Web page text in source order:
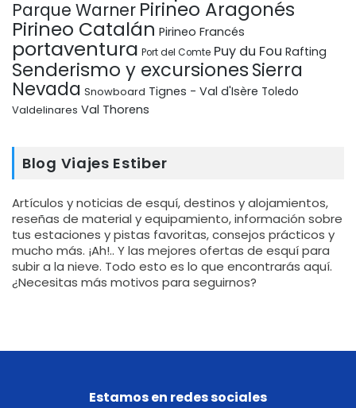
Parque Warner Pirineo Aragonés
Pirineo Catalán Pirineo Francés
portaventura Port del Comte Puy du Fou Rafting
Senderismo y excursionesSierra
Nevada Snowboard Tignes - Val d'Isère Toledo
Valdelinares Val Thorens
Blog Viajes Estiber
Artículos y noticias de esquí, destinos y alojamientos,
reseñas de material y equipamiento, información sobre
tus estaciones y pistas favoritas, consejos prácticos y
mucho más. ¡Ah!.. Y las mejores ofertas de esquí para
subir a la nieve. Todo esto es lo que encontrarás aquí.
¿Necesitas más motivos para seguirnos?
Estamos en redes sociales